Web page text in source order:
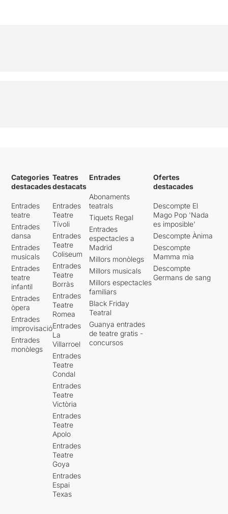
Categories
destacades
Entrades
teatre
Entrades
dansa
Entrades
musicals
Entrades
teatre
infantil
Entrades
òpera
Entrades
improvisació
Entrades
monòlegs
Teatres
destacats
Entrades
Teatre
Tívoli
Entrades
Teatre
Coliseum
Entrades
Teatre
Borràs
Entrades
Teatre
Romea
Entrades
La
Villarroel
Entrades
Teatre
Condal
Entrades
Teatre
Victòria
Entrades
Teatre
Apolo
Entrades
Teatre
Goya
Entrades
Espai
Texas
Entrades
Abonaments
teatrals
Tiquets Regal
Entrades
espectacles a
Madrid
Millors monòlegs
Millors musicals
Millors espectacles
familiars
Black Friday
Teatral
Guanya entrades
de teatre gratis -
concursos
Ofertes
destacades
Descompte El
Mago Pop 'Nada
es imposible'
Descompte Ànima
Descompte
Mamma mia
Descompte
Germans de sang